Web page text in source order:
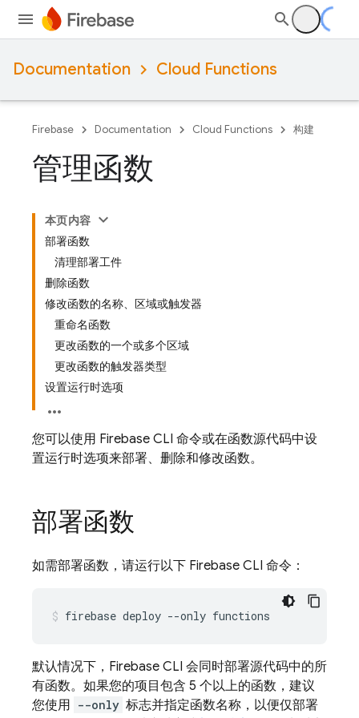
Documentation Cloud Functions
Firebase Documentation Cloud Functions 构建
管理函数
本页内容
部署函数
清理部署工件
删除函数
修改函数的名称、区域或触发器
重命名函数
更改函数的一个或多个区域
更改函数的触发器类型
设置运行时选项
您可以使用 Firebase CLI 命令或在函数源代码中设
置运行时选项来部署、删除和修改函数。
部署函数
如需部署函数，请运行以下 Firebase CLI 命令：
默认情况下， Firebase CLI 会同时部署源代码中的所
有函数。如果您的项目包含 5 个以上的函数，建议
您使用 --only 标志并指定函数名称，以便仅部署